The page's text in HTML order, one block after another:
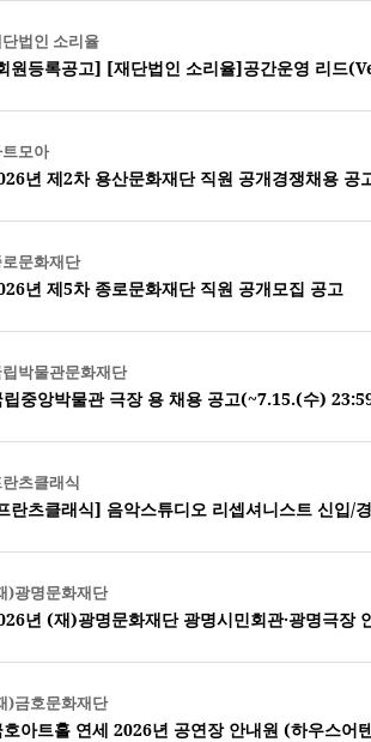
법인 소리율
원등록공고] [재단법인 소리율]공간운영 리드
모아
년 제2차 용산문화재단 직원 공개경쟁채용 공
문화재단
년 제5차 종로문화재단 직원 공개모집 공고
박물관문화재단
립중앙박물관 극장 용 채용 공고(~7.15.(수)
츠클래식
란츠클래식] 음악스튜디오 리셉셔니스트 신입/
)광명문화재단
년 (재)광명문화재단 광명시민회관·광명극장
)금호문화재단
호아트홀 연세 2026년 공연장 안내원 (하우스어